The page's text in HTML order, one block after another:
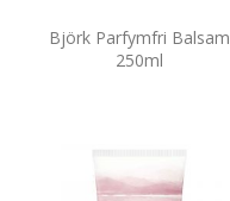
Björk Parfymfri Balsam
250ml